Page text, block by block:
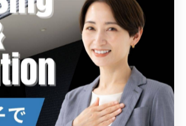
、予算内で理想の間取りを実現するた
学べます。
変更リフォーム実例で暮らし向上
変更リフォームは、デザイン性と機能
。実例では、開放的なリビングとダイ
、自然光を取り入れる大きな窓の設置